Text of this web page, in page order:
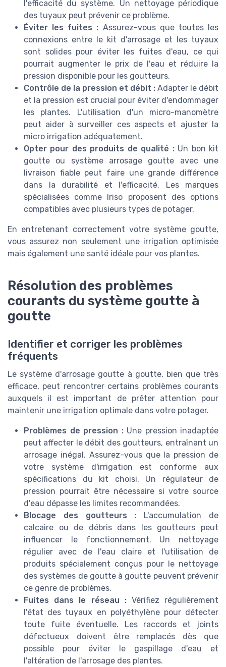
l'efficacité du système. Un nettoyage périodique
des tuyaux peut prévenir ce problème.
Éviter les fuites : Assurez-vous que toutes les
connexions entre le kit d'arrosage et les tuyaux
sont solides pour éviter les fuites d'eau, ce qui
pourrait augmenter le prix de l'eau et réduire la
pression disponible pour les goutteurs.
Contrôle de la pression et débit : Adapter le débit
et la pression est crucial pour éviter d'endommager
les plantes. L'utilisation d'un micro-manomètre
peut aider à surveiller ces aspects et ajuster la
micro irrigation adéquatement.
Opter pour des produits de qualité :Un bon kit
goutte ou système arrosage goutte avec une
livraison fiable peut faire une grande différence
dans la durabilité et l'efficacité. Les marques
spécialisées comme Iriso proposent des options
compatibles avec plusieurs types de potager.
En entretenant correctement votre système goutte,
vous assurez non seulement une irrigation optimisée
mais également une santé idéale pour vos plantes.
Résolution des problèmes
courants du système goutte à
goutte
Identifier et corriger les problèmes
fréquents
Le système d'arrosage goutte à goutte, bien que très
efficace, peut rencontrer certains problèmes courants
auxquels il est important de prêter attention pour
maintenir une irrigation optimale dans votre potager.
Problèmes de pression :Une pression inadaptée
peut affecter le débit des goutteurs, entraînant un
arrosage inégal. Assurez-vous que la pression de
votre système d'irrigation est conforme aux
spécifications du kit choisi. Un régulateur de
pression pourrait être nécessaire si votre source
d'eau dépasse les limites recommandées.
Blocage des goutteurs : L'accumulation de
calcaire ou de débris dans les goutteurs peut
influencer le fonctionnement. Un nettoyage
régulier avec de l'eau claire et l'utilisation de
produits spécialement conçus pour le nettoyage
des systèmes de goutte à goutte peuvent prévenir
ce genre de problèmes.
Fuites dans le réseau :Vérifiez régulièrement
l'état des tuyaux en polyéthylène pour détecter
toute fuite éventuelle. Les raccords et joints
défectueux doivent être remplacés dès que
possible pour éviter le gaspillage d'eau et
l'altération de l'arrosage des plantes.